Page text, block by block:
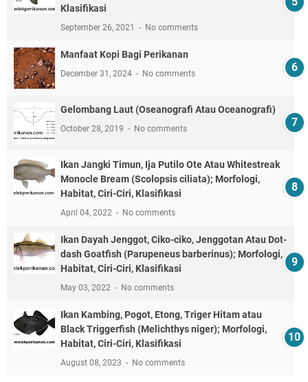
Klasifikasi
September 26, 2021 No comments
Manfaat Kopi Bagi Perikanan
December 31, 2024 No comments
Gelombang Laut (Oseanografi Atau Oceanografi)
October 28, 2019 No comments
Ikan Jangki Timun, Ija Putilo Ote Atau Whitestreak
Monocle Bream (Scolopsis ciliata); Morfologi,
Habitat, Ciri-Ciri, Klasifikasi
April 04, 2022 No comments
Ikan Dayah Jenggot, Ciko-ciko, Jenggotan Atau Dot-
dash Goatfish (Parupeneus barberinus); Morfologi,
Habitat, Ciri-Ciri, Klasifikasi
May 03, 2022 No comments
Ikan Kambing, Pogot, Etong, Triger Hitam atau
Black Triggerfish (Melichthys niger); Morfologi,
Habitat, Ciri-Ciri, Klasifikasi
August 08, 2023 No comments